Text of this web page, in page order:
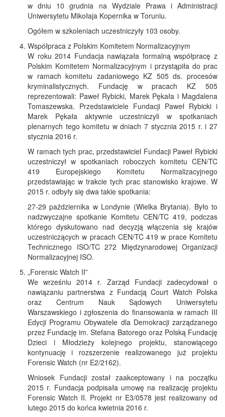
w dniu 10 grudnia na Wydziale Prawa i Administracji
Uniwersytetu Mikołaja Kopernika w Toruniu.
Ogółem w szkoleniach uczestniczyły 103 osoby.
Współpraca z Polskim Komitetem Normalizacyjnym
W roku 2014 Fundacja nawiązała formalną współpracę z
Polskim Komitetem Normalizacyjnym i przystąpiła do prac
w ramach komitetu zadaniowego KZ 505 ds. procesów
kryminalistycznych. Fundację w pracach KZ 505
reprezentowali: Paweł Rybicki, Marek Pękała i Magdalena
Tomaszewska. Przedstawiciele Fundacji Paweł Rybicki i
Marek Pękała aktywnie uczestniczyli w spotkaniach
plenarnych tego komitetu w dniach 7 stycznia 2015 r. i 27
stycznia 2016 r.
W ramach tych prac, przedstawiciel Fundacji Paweł Rybicki
uczestniczył w spotkaniach roboczych komitetu CEN/TC
419 Europejskiego Komitetu Normalizacyjnego
przedstawiając w trakcie tych prac stanowisko krajowe. W
2015 r. odbyły się dwa takie spotkania:
27-29 października w Londynie (Wielka Brytania). Było to
nadzwyczajne spotkanie Komitetu CEN/TC 419, podczas
którego dyskutowano nad decyzją włączenia się krajów
uczestniczących w pracach CEN/TC 419 w prace Komitetu
Technicznego ISO/TC 272 Międzynarodowej Organizacji
Normalizacyjnej ISO.
„Forensic Watch II”
We wrześniu 2014 r. Zarząd Fundacji zadecydował o
nawiązaniu partnerstwa z Fundacją Court Watch Polska
oraz Centrum Nauk Sądowych Uniwersytetu
Warszawskiego i zgłoszenia do finansowania w ramach III
Edycji Programu Obywatele dla Demokracji zarządzanego
przez Fundację im. Stefana Batorego oraz Polską Fundację
Dzieci i Młodzieży kolejnego projektu, stanowiącego
kontynuację i rozszerzenie realizowanego już projektu
Forensic Watch (nr E2/2162).
Wniosek Fundacji został zaakceptowany i na początku
2015 r. Fundacja podpisała umowę na realizację projektu
Forensic Watch II. Projekt nr E3/0578 jest realizowany od
lutego 2015 do końca kwietnia 2016 r.